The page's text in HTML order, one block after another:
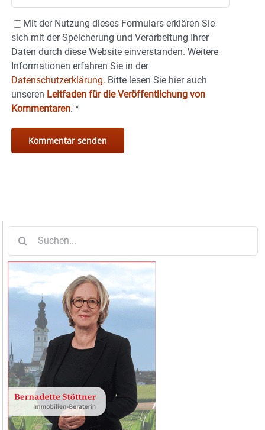
Mit der Nutzung dieses Formulars erklären Sie
sich mit der Speicherung und Verarbeitung Ihrer
Daten durch diese Website einverstanden. Weitere
Informationen erfahren Sie in der
Datenschutzerklärung. Bitte lesen Sie hier auch
unseren Leitfaden für die Veröffentlichung von
Kommentaren. *
nach: